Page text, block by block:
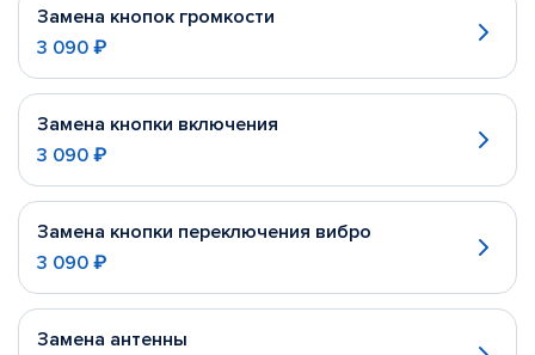
Замена кнопок громкости
3 090 ₽
Замена кнопки включения
3 090 ₽
Замена кнопки переключения вибро
3 090 ₽
Замена антенны